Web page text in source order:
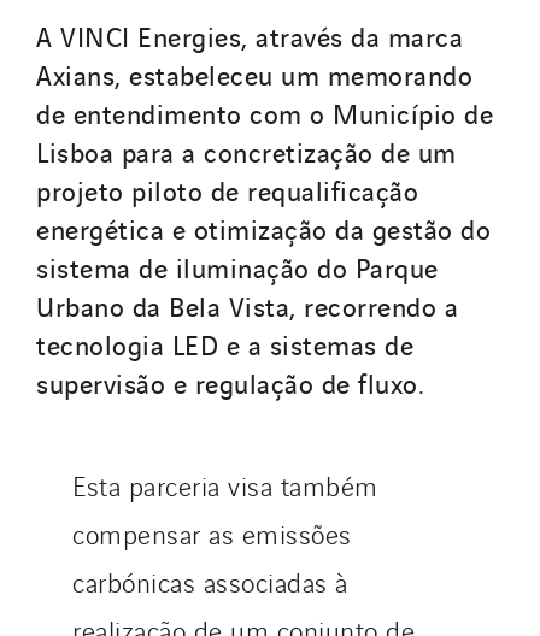
A VINCI Energies, através da marca
Axians, estabeleceu um memorando
de entendimento com o Município de
Lisboa para a concretização de um
projeto piloto de requalificação
energética e otimização da gestão do
sistema de iluminação do Parque
Urbano da Bela Vista, recorrendo a
tecnologia LED e a sistemas de
supervisão e regulação de fluxo.
Esta parceria visa também
compensar as emissões
carbónicas associadas à